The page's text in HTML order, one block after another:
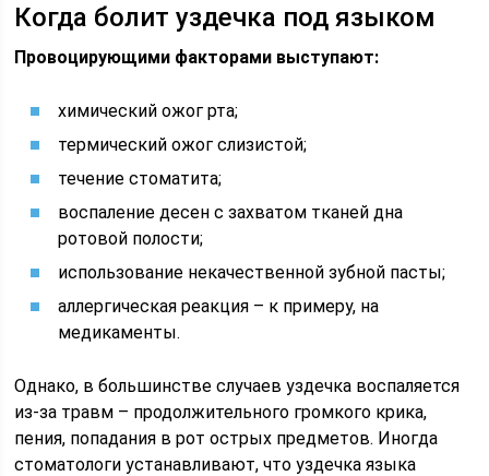
Когда болит уздечка под языком
Провоцирующими факторами выступают:
химический ожог рта;
термический ожог слизистой;
течение стоматита;
воспаление десен с захватом тканей дна
ротовой полости;
использование некачественной зубной пасты;
аллергическая реакция – к примеру, на
медикаменты.
Однако, в большинстве случаев уздечка воспаляется
из-за травм – продолжительного громкого крика,
пения, попадания в рот острых предметов. Иногда
стоматологи устанавливают, что уздечка языка